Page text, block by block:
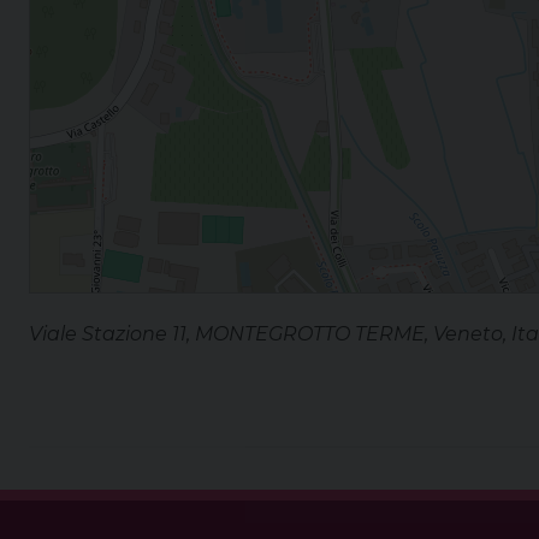
Viale Stazione 11, MONTEGROTTO TERME, Veneto,